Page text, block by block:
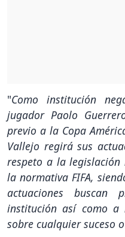
"Como institución
jugador Paolo
previo a la Copa
Vallejo regirá sus
respeto a la
la normativa FIFA,
actuaciones
institución así como a
sobre cualquier suceso